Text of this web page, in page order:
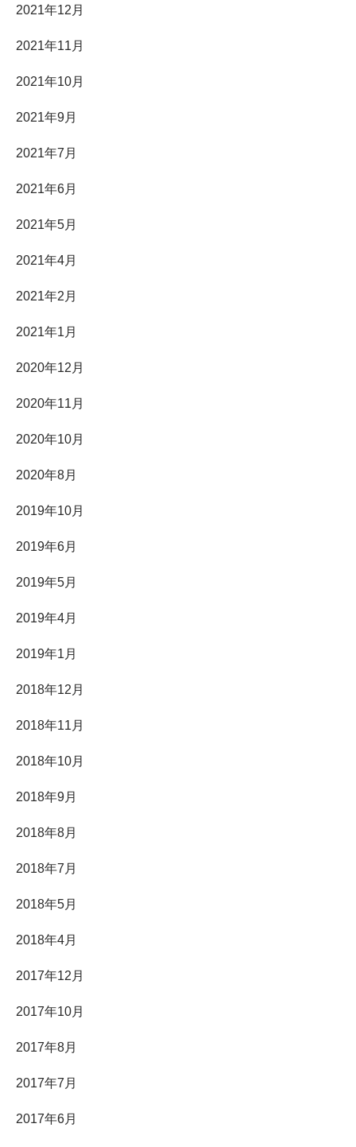
2021年12月
2021年11月
2021年10月
2021年9月
2021年7月
2021年6月
2021年5月
2021年4月
2021年2月
2021年1月
2020年12月
2020年11月
2020年10月
2020年8月
2019年10月
2019年6月
2019年5月
2019年4月
2019年1月
2018年12月
2018年11月
2018年10月
2018年9月
2018年8月
2018年7月
2018年5月
2018年4月
2017年12月
2017年10月
2017年8月
2017年7月
2017年6月